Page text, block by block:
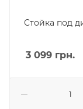
Стойка под
3 099 грн.